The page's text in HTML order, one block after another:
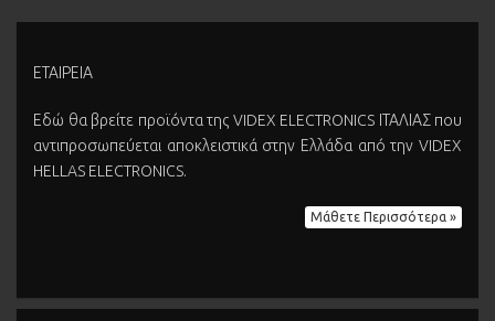
ΕΤΑΙΡΕΙΑ
Εδώ θα βρείτε προϊόντα της VIDEX ELECTRONICS ΙΤΑΛΙΑΣ που
αντιπροσωπεύεται αποκλειστικά στην Ελλάδα από την VIDEX
HELLAS ELECTRONICS.
Μάθετε Περισσότερα »